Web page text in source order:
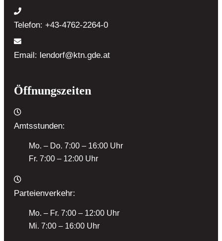
Telefon: +43-4762-2264-0
Email: lendorf@ktn.gde.at
Öffnungszeiten
Amtsstunden:
Mo. – Do. 7:00 – 16:00 Uhr
Fr. 7:00 – 12:00 Uhr
Parteienverkehr:
Mo. – Fr. 7:00 – 12:00 Uhr
Mi. 7:00 – 16:00 Uhr